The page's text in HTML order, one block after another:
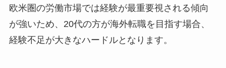
欧米圏の労働市場では経験が最重要視される傾向
が強いため、20代の方が海外転職を目指す場合、
経験不足が大きなハードルとなります。